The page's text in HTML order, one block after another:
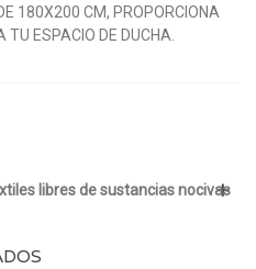
180X200 CM, PROPORCIONA
ESPACIO DE DUCHA.
libres de sustancias nocivas